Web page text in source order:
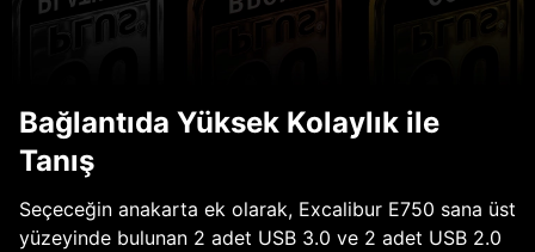
Bağlantıda Yüksek Kolaylık ile
Tanış
Seçeceğin anakarta ek olarak, Excalibur E750 sana üst
yüzeyinde bulunan 2 adet USB 3.0 ve 2 adet USB 2.0